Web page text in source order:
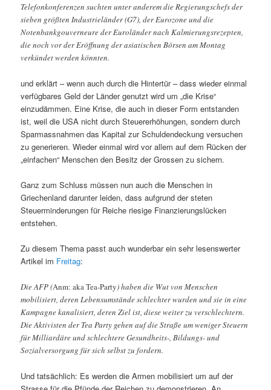
Telefonkonferenzen suchten unter anderem die Regierungschefs der
sieben größten Industrieländer (G7), der Eurozone und die
Notenbankgouverneure der Euroländer nach Kalmierungsrezepten,
die noch vor der Eröffnung der asiatischen Börsen am Montag
verkündet werden könnten.
und erklärt – wenn auch durch die Hintertür – dass wieder einmal
verfügbares Geld der Länder genutzt wird um „die Krise“
einzudämmen. Eine Krise, die auch in dieser Form entstanden
ist, weil die USA nicht durch Steuererhöhungen, sondern durch
Sparmassnahmen das Kapital zur Schuldendeckung versuchen
zu generieren. Wieder einmal wird vor allem auf dem Rücken der
„einfachen“ Menschen den Besitz der Grossen zu sichern.
Ganz zum Schluss müssen nun auch die Menschen in
Griechenland darunter leiden, dass aufgrund der steten
Steuerminderungen für Reiche riesige Finanzierungslücken
entstehen.
Zu diesem Thema passt auch wunderbar ein sehr lesenswerter
Artikel im Freitag:
Die AFP (Anm: aka Tea-Party) haben die Wut von Menschen
mobilisiert, deren Lebensumstände schlechter wurden und sie in eine
Kampagne kanalisiert, deren Ziel ist, diese weiter zu verschlechtern.
Die Aktivisten der Tea Party gehen auf die Straße um weniger Steuern
für Milliardäre und schlechtere Gesundheits-, Bildungs- und
Sozialversorgung für sich selbst zu fordern.
Und tatsächlich: Es werden die Armen mobilisiert um auf der